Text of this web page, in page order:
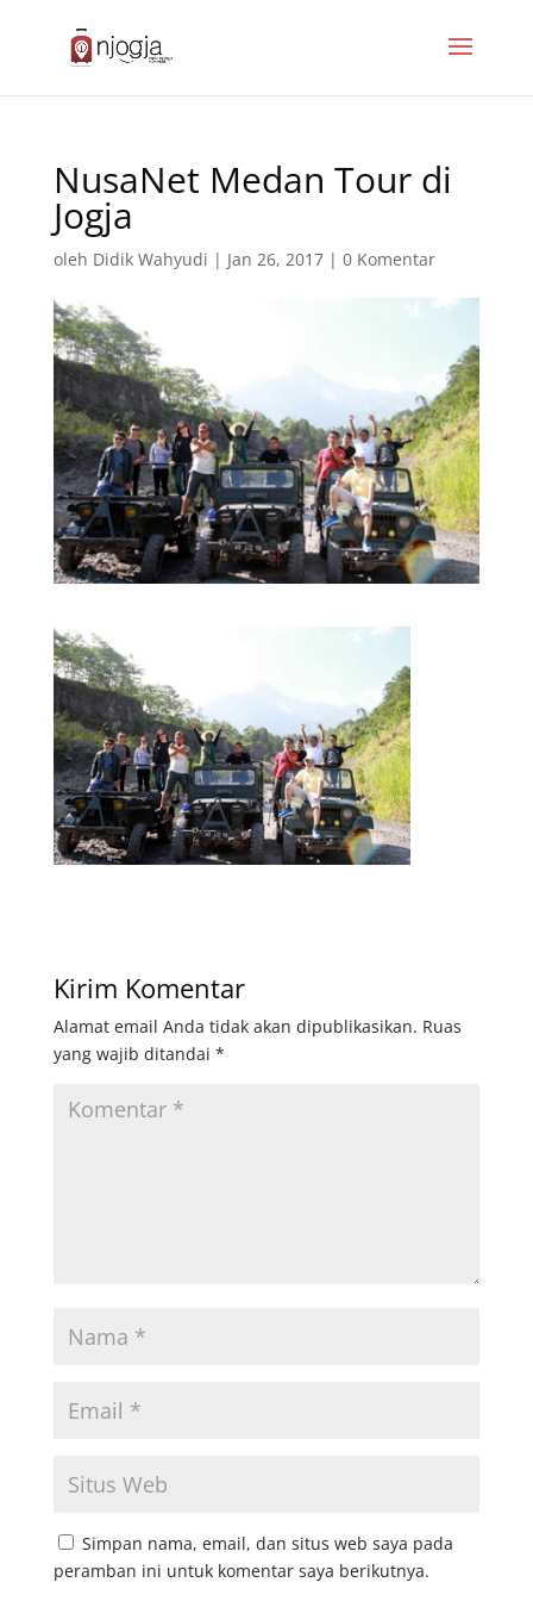
NusaNet Medan Tour di
Jogja
oleh Didik Wahyudi | Jan 26, 2017| 0 Komentar
Kirim Komentar
Alamat email Anda tidak akan dipublikasikan. Ruas
yang wajib ditandai *
Simpan nama, email, dan situs web saya pada
peramban ini untuk komentar saya berikutnya.